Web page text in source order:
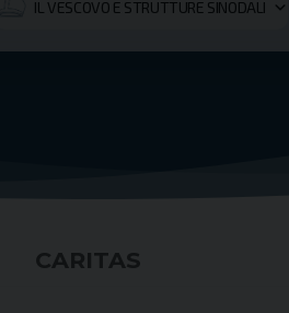
IL VESCOVO E STRUTTURE SINODALI
CARITAS